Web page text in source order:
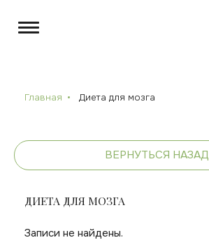
Главная Диета для мозга
ВЕРНУТЬСЯ НАЗАД
ДИЕТА ДЛЯ МОЗГА
Записи не найдены.